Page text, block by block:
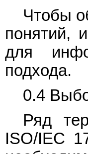
Чтобы
понятий,
для
подхода.
0.4
Ряд
ISO/IEC